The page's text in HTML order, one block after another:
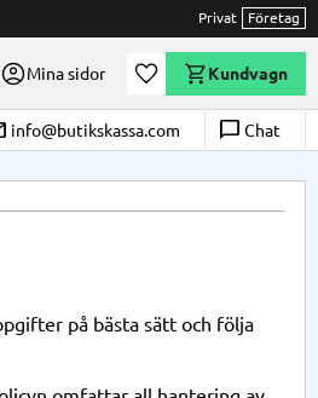
Privat Företag
Mina sidor Önskelista
Kundvagn
info@butikskassa.com chat_bubble_outline Chat
på bästa sätt och följa